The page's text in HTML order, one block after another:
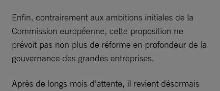
Enfin, contrairement aux ambitions initiales de la
Commission européenne, cette proposition ne
prévoit pas non plus de réforme en profondeur de la
gouvernance des grandes entreprises.
Après de longs mois d’attente, il revient désormais